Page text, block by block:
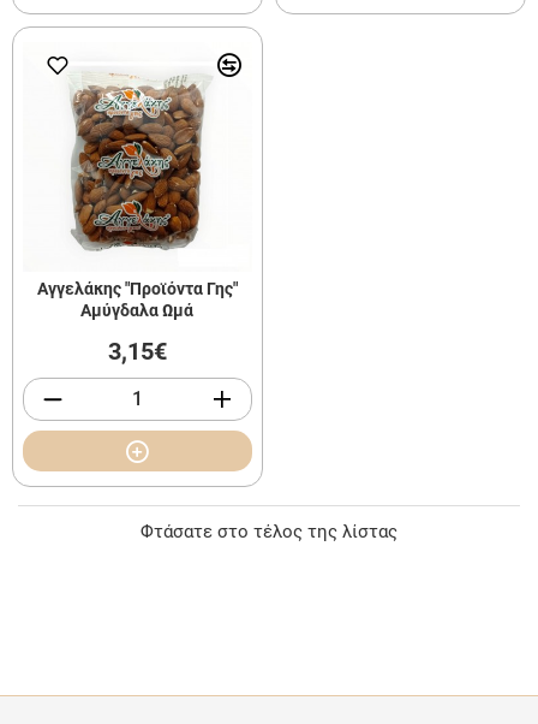
Αγγελάκης "Προϊόντα Γης"
Αμύγδαλα Ωμά
3,15€
Φτάσατε στο τέλος της λίστας